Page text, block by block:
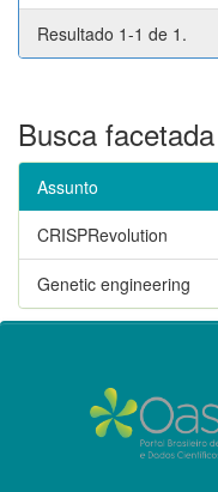
Resultado 1-1 de 1.
Busca facetada
Assunto
CRISPRevolution
Genetic engineering